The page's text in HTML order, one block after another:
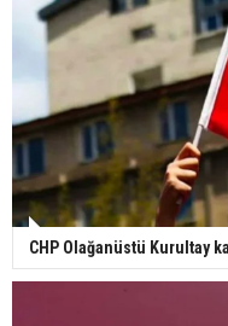
CHP Olağanüstü Kurultay